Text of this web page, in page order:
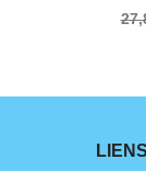
LIENS